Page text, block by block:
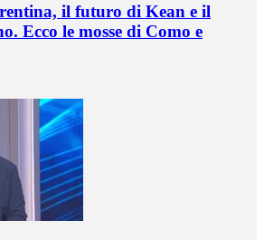
il futuro di Kean e il
Ecco le mosse di Como e